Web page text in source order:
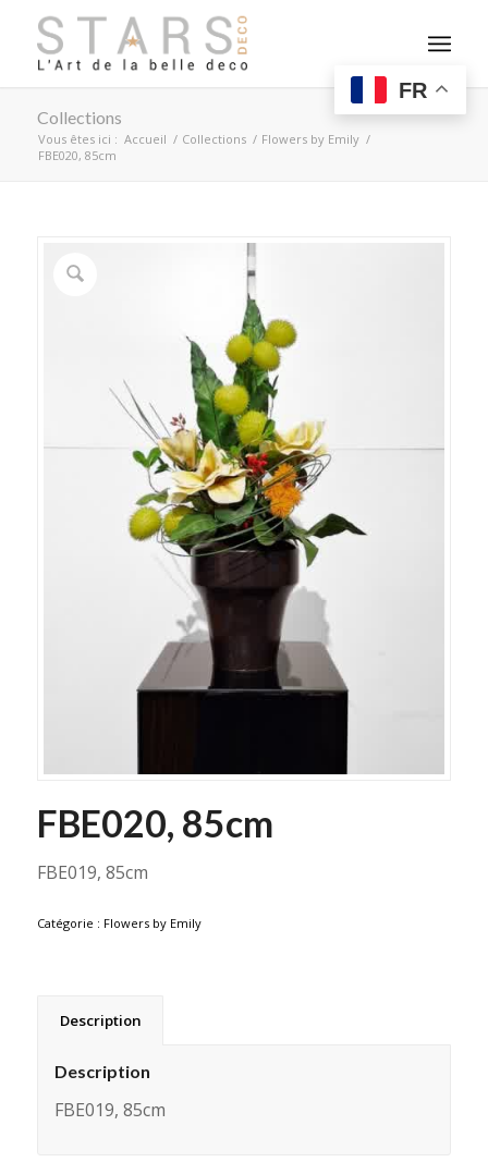
Collections
Vous êtes ici : Accueil / Collections / Flowers by Emily /
FBE020, 85cm
FBE020, 85cm
FBE019, 85cm
Catégorie : Flowers by Emily
Description
Description
FBE019, 85cm
FR